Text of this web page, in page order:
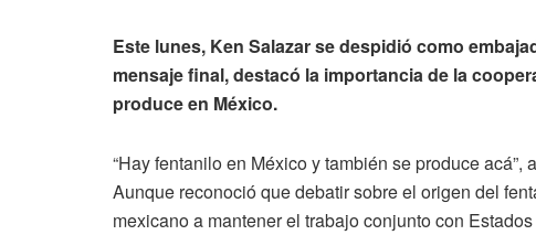
Este lunes, Ken Salazar se despidió como
mensaje final, destacó la importancia de la
produce en México.
“Hay fentanilo en México y también se produce
Aunque reconoció que debatir sobre el origen del
mexicano a mantener el trabajo conjunto con